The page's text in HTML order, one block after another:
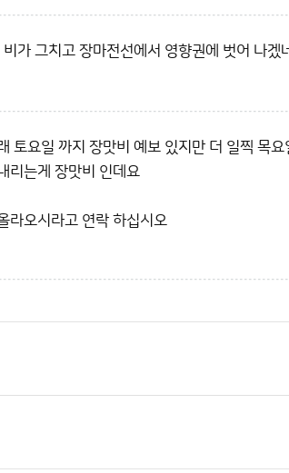
가 그치고 장마전선에서 영향권에 벗어 나겠
토요일 까지 장맛비 예보 있지만 더 일찍 목
리는게 장맛비 인데요
라오시라고 연락 하십시오